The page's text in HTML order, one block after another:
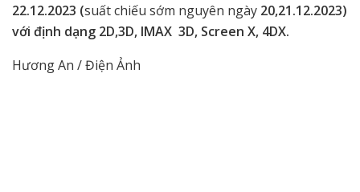
22.12.2023 (suất chiếu sớm nguyên ngày 20,21.12.2023)
với định dạng 2D,3D, IMAX 3D, Screen X, 4DX.
Hương An / Điện Ảnh